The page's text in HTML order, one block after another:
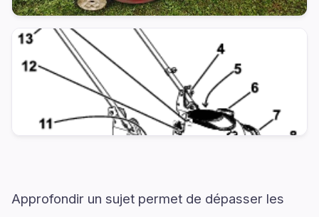
Approfondir un sujet permet de dépasser les